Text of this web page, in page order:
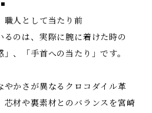
職人として当たり前
のは、実際に腕に着けた時の
」、「手首への当たり」です。
やかさが異なるクロコダイル革
芯材や裏素材とのバランスを宮崎